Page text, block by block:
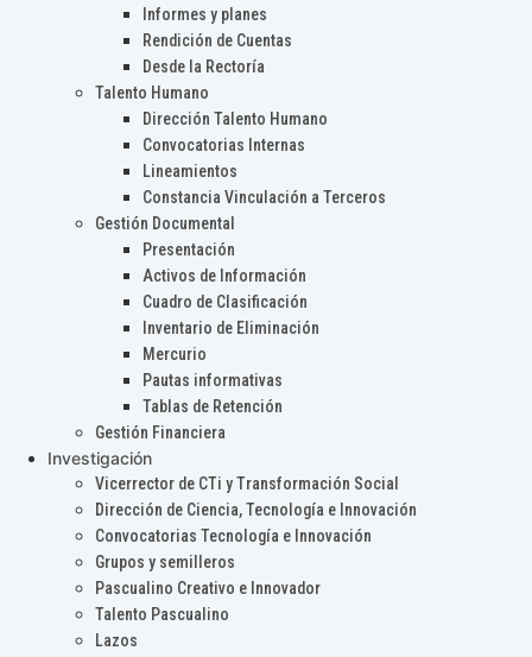
Informes y planes
Rendición de Cuentas
Desde la Rectoría
Talento Humano
Dirección Talento Humano
Convocatorias Internas
Lineamientos
Constancia Vinculación a Terceros
Gestión Documental
Presentación
Activos de Información
Cuadro de Clasificación
Inventario de Eliminación
Mercurio
Pautas informativas
Tablas de Retención
Gestión Financiera
Investigación
Vicerrector de CTi y Transformación Social
Dirección de Ciencia, Tecnología e Innovación
Convocatorias Tecnología e Innovación
Grupos y semilleros
Pascualino Creativo e Innovador
Talento Pascualino
Lazos